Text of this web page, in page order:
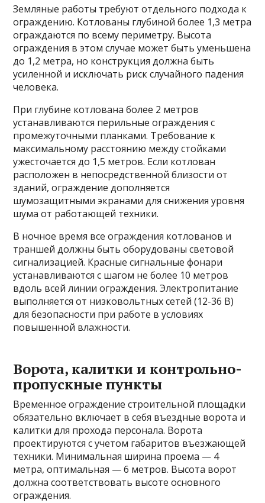
Земляные работы требуют отдельного подхода к
ограждению. Котлованы глубиной более 1,3 метра
ограждаются по всему периметру. Высота
ограждения в этом случае может быть уменьшена
до 1,2 метра, но конструкция должна быть
усиленной и исключать риск случайного падения
человека.
При глубине котлована более 2 метров
устанавливаются перильные ограждения с
промежуточными планками. Требование к
максимальному расстоянию между стойками
ужесточается до 1,5 метров. Если котлован
расположен в непосредственной близости от
зданий, ограждение дополняется
шумозащитными экранами для снижения уровня
шума от работающей техники.
В ночное время все ограждения котлованов и
траншей должны быть оборудованы световой
сигнализацией. Красные сигнальные фонари
устанавливаются с шагом не более 10 метров
вдоль всей линии ограждения. Электропитание
выполняется от низковольтных сетей (12-36 В)
для безопасности при работе в условиях
повышенной влажности.
Ворота, калитки и контрольно-
пропускные пункты
Временное ограждение строительной площадки
обязательно включает в себя въездные ворота и
калитки для прохода персонала. Ворота
проектируются с учетом габаритов въезжающей
техники. Минимальная ширина проема — 4
метра, оптимальная — 6 метров. Высота ворот
должна соответствовать высоте основного
ограждения.